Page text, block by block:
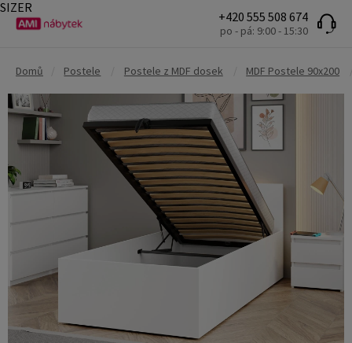
+420 555 508 674
po - pá: 9:00 - 15:30
Domů Postele Postele z MDF dosek MDF Postele 90x200
SIZER